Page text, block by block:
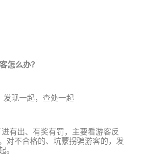
怎么办？
发现一起，查处一起
有出、有奖有罚，主要看游客反
对不合格的、坑蒙拐骗游客的，发
。